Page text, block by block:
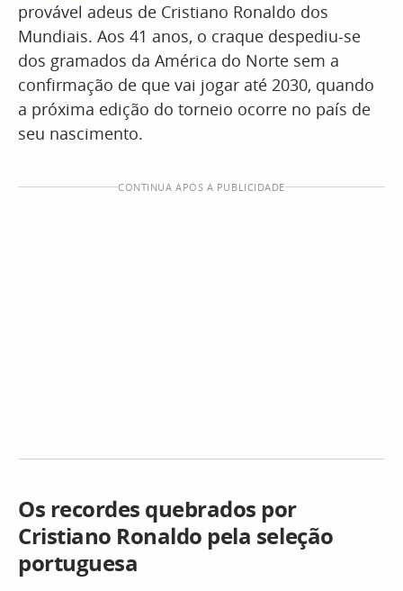
provável adeus de Cristiano Ronaldo dos
Mundiais. Aos 41 anos, o craque despediu-se
dos gramados da América do Norte sem a
confirmação de que vai jogar até 2030, quando
a próxima edição do torneio ocorre no país de
seu nascimento.
CONTINUA APÓS A PUBLICIDADE
Os recordes quebrados por
Cristiano Ronaldo pela seleção
portuguesa